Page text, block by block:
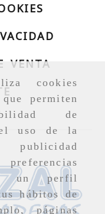
cookies
permiten
de
el uso de la
un perfil
hábitos de
páginas
VENTA